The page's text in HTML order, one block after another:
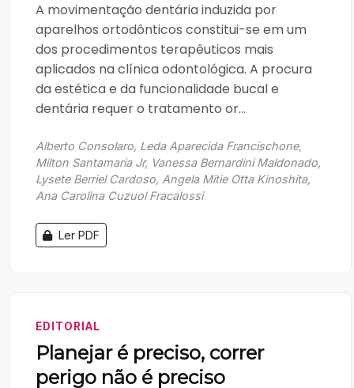
A movimentação dentária induzida por
aparelhos ortodônticos constitui-se em um
dos procedimentos terapêuticos mais
aplicados na clínica odontológica. A procura
da estética e da funcionalidade bucal e
dentária requer o tratamento or...
Alberto Consolaro, Leda Aparecida Francischone,
Milton Santamaria Jr, Vanessa Bernardini Maldonado,
Lysete Berriel Cardoso, Angela Mitie Otta Kinoshita,
Ana Carolina Cuzuol Fracalossi
Ler PDF
EDITORIAL
Planejar é preciso, correr
perigo não é preciso